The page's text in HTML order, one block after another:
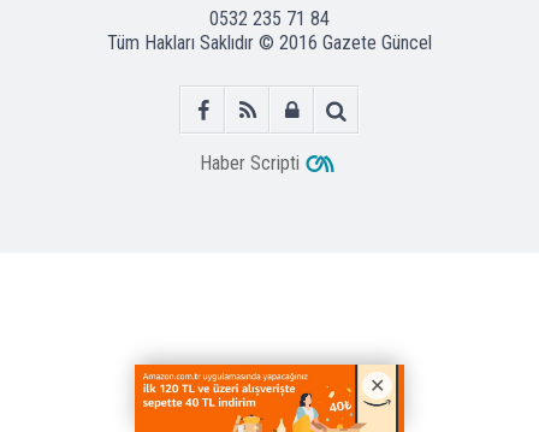
0532 235 71 84
Tüm Hakları Saklıdır © 2016 Gazete Güncel
Haber Scripti